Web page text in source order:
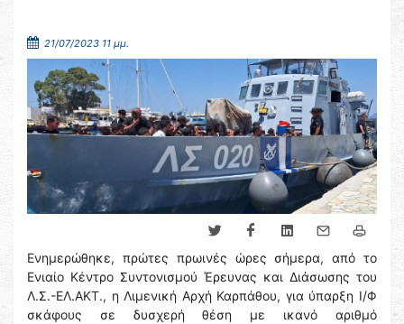
21/07/2023 11 μμ.
Ενημερώθηκε, πρώτες πρωινές ώρες σήμερα, από το
Ενιαίο Κέντρο Συντονισμού Έρευνας και Διάσωσης του
Λ.Σ.-ΕΛ.ΑΚΤ., η Λιμενική Αρχή Καρπάθου, για ύπαρξη Ι/Φ
σκάφους σε δυσχερή θέση με ικανό αριθμό